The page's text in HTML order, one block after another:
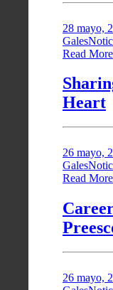
28 mayo,
Gales
Read More
Heart
26 mayo,
Gales
Read More
26 mayo,